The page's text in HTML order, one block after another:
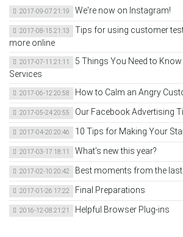
2017-09-07 21:19 We're now on Instagram!
2017-08-15 21:13
Tips for using customer
more online
2017-07-11 21:11
5 Things You Need to
Services
2017-06-12 20:58 How to Calm an Angry
2017-05-24 20:55 Our Facebook Advertising
2017-04-20 20:46 10 Tips for Making Your
2017-03-17 18:11 What’s new this year?
2017-02-10 20:42 Best moments from the
2017-01-26 17:22 Final Preparations
2016-12-08 21:21 Helpful Browser Plug-ins